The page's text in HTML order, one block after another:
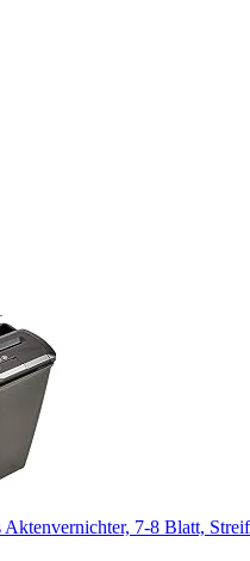
Aktenvernichter, 7-8 Blatt,